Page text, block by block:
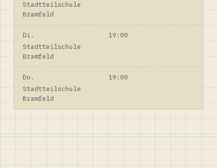
Stadtteilschule
Bramfeld
Di.
19:00
Stadtteilschule
Bramfeld
Do.
19:00
Stadtteilschule
Bramfeld